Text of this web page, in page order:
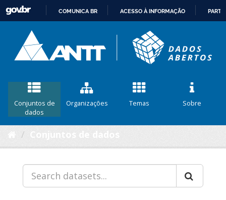
CONTEÚDO
COMUNICA BR ACESSO À INFORMAÇÃO
Conjuntos de
dados
Organizações Temas Sobre